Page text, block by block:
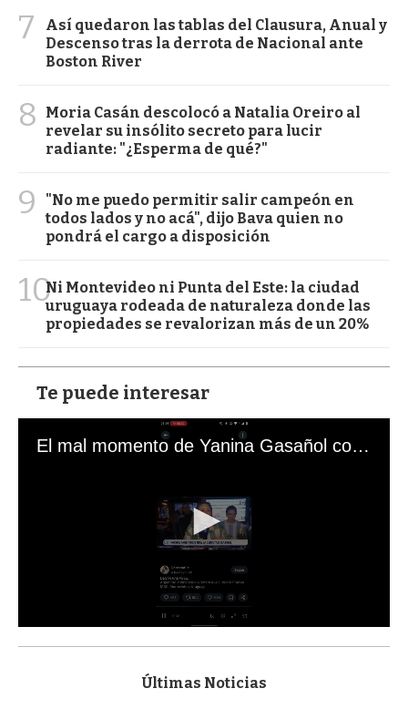
7
Así quedaron las tablas del Clausura, Anual y
Descenso tras la derrota de Nacional ante
Boston River
8
Moria Casán descolocó a Natalia Oreiro al
revelar su insólito secreto para lucir
radiante: "¿Esperma de qué?"
9
"No me puedo permitir salir campeón en
todos lados y no acá", dijo Bava quien no
pondrá el cargo a disposición
10Ni Montevideo ni Punta del Este: la ciudad
uruguaya rodeada de naturaleza donde las
propiedades se revalorizan más de un 20%
Te puede interesar
El mal momento de Yanina Gasañol con un hincha argentino en "Subrayado"
s
Últimas Noticias